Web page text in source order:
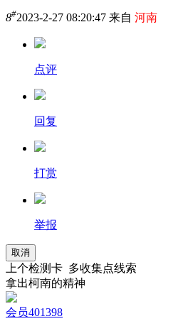
8#2023-2-27 08:20:47 来自 河南
点评
回复
打赏
举报
取消
上个检测卡 多收集点线索
拿出柯南的精神
会员401398